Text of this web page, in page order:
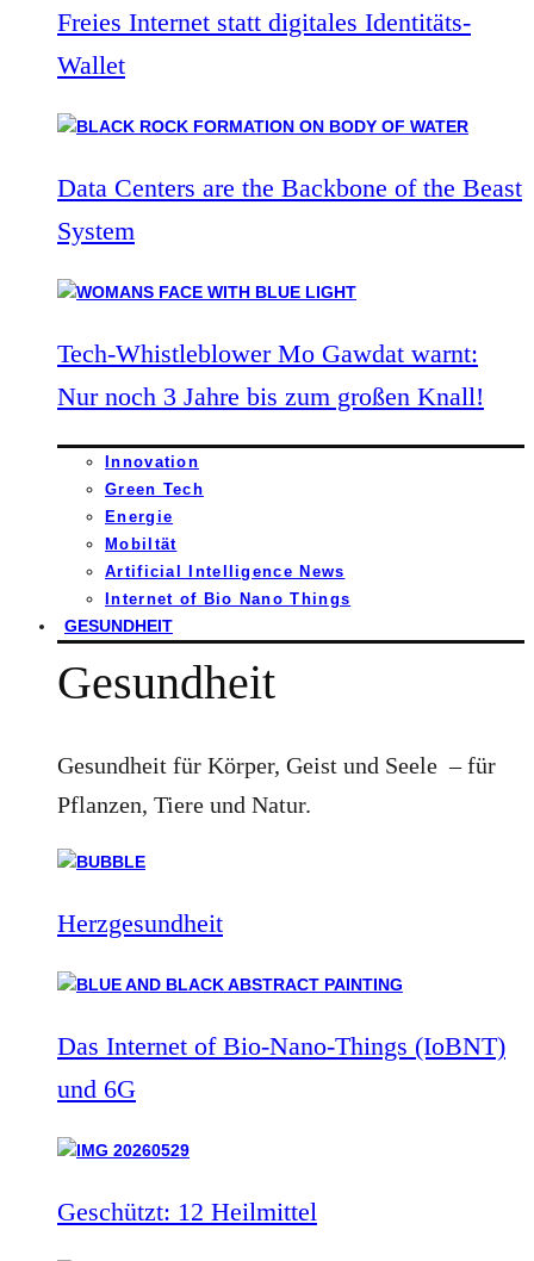
Freies Internet statt digitales Identitäts-
Wallet
Data Centers are the Backbone of the Beast
System
Tech-Whistleblower Mo Gawdat warnt:
Nur noch 3 Jahre bis zum großen Knall!
Innovation
Green Tech
Energie
Mobiltät
Artificial Intelligence News
Internet of Bio Nano Things
GESUNDHEIT
Gesundheit
Gesundheit für Körper, Geist und Seele – für
Pflanzen, Tiere und Natur.
Herzgesundheit
Das Internet of Bio-Nano-Things (IoBNT)
und 6G
Geschützt: 12 Heilmittel